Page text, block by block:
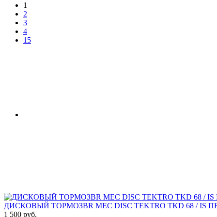
1
2
3
4
15
ДИСКОВЫЙ ТОРМОЗBR MEC DISC TEKTRO TKD 68 / IS
1 500 руб.